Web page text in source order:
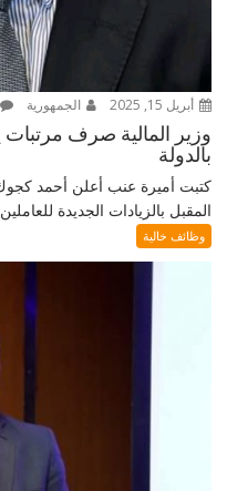
أبريل 15, 2025 الجمهورية
وزير المالية صرف مرتبات
بالدولة
كتبت أميرة عنب أعلن أحمد
المقبل بالزيادات الجديدة
وظائف خالية